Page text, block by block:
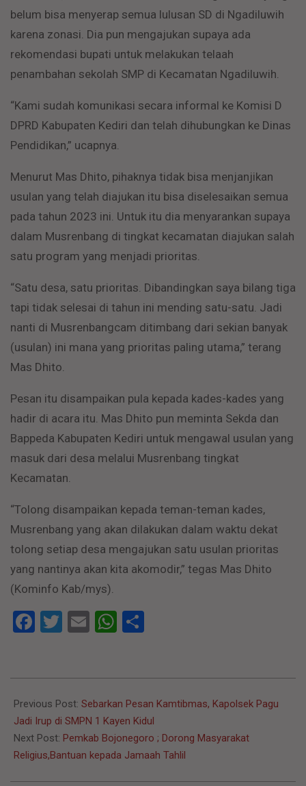
belum bisa menyerap semua lulusan SD di Ngadiluwih
karena zonasi. Dia pun mengajukan supaya ada
rekomendasi bupati untuk melakukan telaah
penambahan sekolah SMP di Kecamatan Ngadiluwih.
“Kami sudah komunikasi secara informal ke Komisi D
DPRD Kabupaten Kediri dan telah dihubungkan ke Dinas
Pendidikan,” ucapnya.
Menurut Mas Dhito, pihaknya tidak bisa menjanjikan
usulan yang telah diajukan itu bisa diselesaikan semua
pada tahun 2023 ini. Untuk itu dia menyarankan supaya
dalam Musrenbang di tingkat kecamatan diajukan salah
satu program yang menjadi prioritas.
“Satu desa, satu prioritas. Dibandingkan saya bilang tiga
tapi tidak selesai di tahun ini mending satu-satu. Jadi
nanti di Musrenbangcam ditimbang dari sekian banyak
(usulan) ini mana yang prioritas paling utama,” terang
Mas Dhito.
Pesan itu disampaikan pula kepada kades-kades yang
hadir di acara itu. Mas Dhito pun meminta Sekda dan
Bappeda Kabupaten Kediri untuk mengawal usulan yang
masuk dari desa melalui Musrenbang tingkat
Kecamatan.
“Tolong disampaikan kepada teman-teman kades,
Musrenbang yang akan dilakukan dalam waktu dekat
tolong setiap desa mengajukan satu usulan prioritas
yang nantinya akan kita akomodir,” tegas Mas Dhito
(Kominfo Kab/mys).
Facebook
Twitter
EmailWhatsApp
02-
07
Previous Post: Sebarkan Pesan Kamtibmas, Kapolsek Pagu
Jadi Irup di SMPN 1 Kayen Kidul
Next Post: Pemkab Bojonegoro ; Dorong Masyarakat
Religius,Bantuan kepada Jamaah Tahlil